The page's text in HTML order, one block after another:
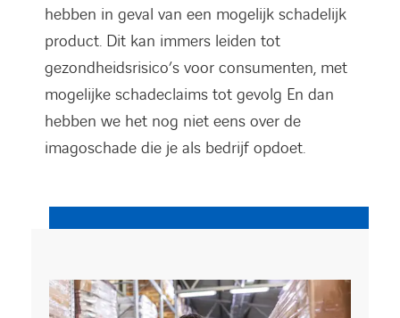
hebben in geval van een mogelijk schadelijk
product. Dit kan immers leiden tot
gezondheidsrisico’s voor consumenten, met
mogelijke schadeclaims tot gevolg En dan
hebben we het nog niet eens over de
imagoschade die je als bedrijf opdoet.